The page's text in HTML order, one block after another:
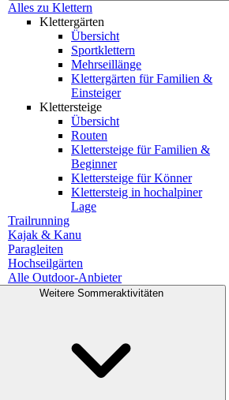
Alles zu Klettern
Klettergärten
Übersicht
Sportklettern
Mehrseillänge
Klettergärten für Familien &
Einsteiger
Klettersteige
Übersicht
Routen
Klettersteige für Familien &
Beginner
Klettersteige für Könner
Klettersteig in hochalpiner
Lage
Trailrunning
Kajak & Kanu
Paragleiten
Hochseilgärten
Alle Outdoor-Anbieter
Weitere Sommeraktivitäten